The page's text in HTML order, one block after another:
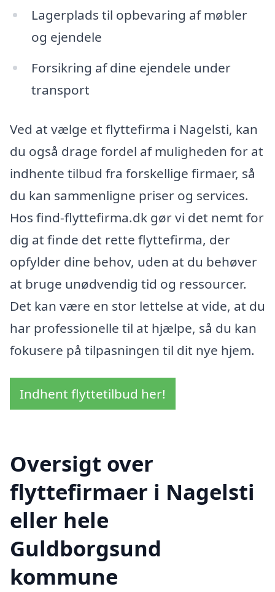
Lagerplads til opbevaring af møbler
og ejendele
Forsikring af dine ejendele under
transport
Ved at vælge et flyttefirma i Nagelsti, kan
du også drage fordel af muligheden for at
indhente tilbud fra forskellige firmaer, så
du kan sammenligne priser og services.
Hos find-flyttefirma.dk gør vi det nemt for
dig at finde det rette flyttefirma, der
opfylder dine behov, uden at du behøver
at bruge unødvendig tid og ressourcer.
Det kan være en stor lettelse at vide, at du
har professionelle til at hjælpe, så du kan
fokusere på tilpasningen til dit nye hjem.
Indhent flyttetilbud her!
Oversigt over
flyttefirmaer i Nagelsti
eller hele
Guldborgsund
kommune